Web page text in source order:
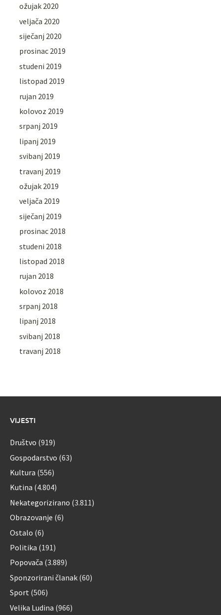
ožujak 2020
veljača 2020
siječanj 2020
prosinac 2019
studeni 2019
listopad 2019
rujan 2019
kolovoz 2019
srpanj 2019
lipanj 2019
svibanj 2019
travanj 2019
ožujak 2019
veljača 2019
siječanj 2019
prosinac 2018
studeni 2018
listopad 2018
rujan 2018
kolovoz 2018
srpanj 2018
lipanj 2018
svibanj 2018
travanj 2018
VIJESTI
Društvo (919)
Gospodarstvo (63)
Kultura (556)
Kutina (4.804)
Nekategorizirano (3.811)
Obrazovanje (6)
Ostalo (6)
Politika (191)
Popovača (3.889)
Sponzorirani članak (60)
Sport (506)
Velika Ludina (966)